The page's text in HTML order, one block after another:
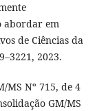
abordar em
de Ciências da
2023.
MS Nº 715, de 4
GM/MS